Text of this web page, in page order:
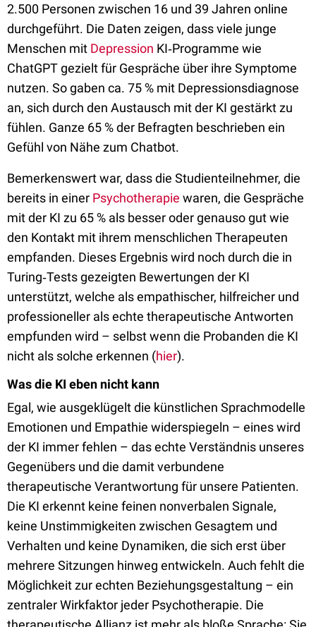
2.500 Personen zwischen 16 und 39 Jahren online
durchgeführt. Die Daten zeigen, dass viele junge
Menschen mit Depression KI‑Programme wie
ChatGPT gezielt für Gespräche über ihre Symptome
nutzen. So gaben ca. 75 % mit Depressionsdiagnose
an, sich durch den Austausch mit der KI gestärkt zu
fühlen. Ganze 65 % der Befragten beschrieben ein
Gefühl von Nähe zum Chatbot.
Bemerkenswert war, dass die Studienteilnehmer, die
bereits in einer Psychotherapie waren, die Gespräche
mit der KI zu 65 % als besser oder genauso gut wie
den Kontakt mit ihrem menschlichen Therapeuten
empfanden. Dieses Ergebnis wird noch durch die in
Turing‑Tests gezeigten Bewertungen der KI
unterstützt, welche als empathischer, hilfreicher und
professioneller als echte therapeutische Antworten
empfunden wird – selbst wenn die Probanden die KI
nicht als solche erkennen (hier).
Was die KI eben nicht kann
Egal, wie ausgeklügelt die künstlichen Sprachmodelle
Emotionen und Empathie widerspiegeln – eines wird
der KI immer fehlen – das echte Verständnis unseres
Gegenübers und die damit verbundene
therapeutische Verantwortung für unsere Patienten.
Die KI erkennt keine feinen nonverbalen Signale,
keine Unstimmigkeiten zwischen Gesagtem und
Verhalten und keine Dynamiken, die sich erst über
mehrere Sitzungen hinweg entwickeln. Auch fehlt die
Möglichkeit zur echten Beziehungsgestaltung – ein
zentraler Wirkfaktor jeder Psychotherapie. Die